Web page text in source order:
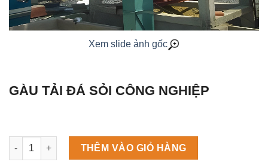
Xem slide ảnh gốc
GÀU TẢI ĐÁ SỎI CÔNG NGHIỆP
Máy làm đá viên Scotsman NW458AS số lượng
THÊM VÀO GIỎ HÀNG